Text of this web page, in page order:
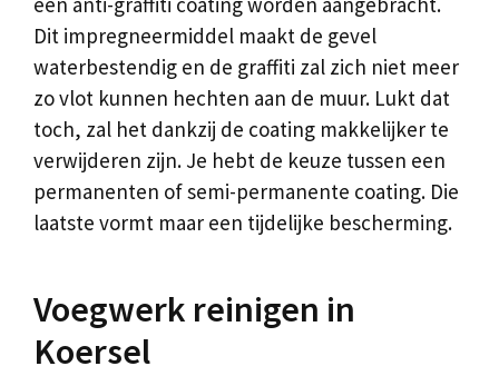
Dit impregneermiddel maakt de gevel
waterbestendig en de graffiti zal zich niet meer
zo vlot kunnen hechten aan de muur. Lukt dat
toch, zal het dankzij de coating makkelijker te
verwijderen zijn. Je hebt de keuze tussen een
permanenten of semi-permanente coating. Die
laatste vormt maar een tijdelijke bescherming.
Voegwerk reinigen in
Koersel